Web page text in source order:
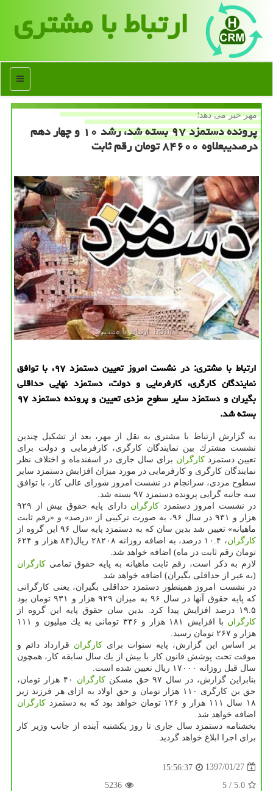
ارتباط با مشتری
منو
مهر خبر می دهد؛
پرونده دستمزد ۹۷ بسته شد، رشد ۱۰ و چهار دهم
درصدیبعلاوه ۸۴۶۰۰ تومان رقم ثابت
ارتباط با مشتری: در نشست امروز تعیین دستمزد ۹۷، با توافق
نمایندگان كارگری، كارفرمایی و دولت، دستمزد نهایی حداقلی
بگیران و دستمزد سایر سطوح مزدی تعیین و پرونده دستمزد ۹۷
بسته شد.
به گزارش ارتباط با مشتری به نقل از مهر، بعد از تشكیل چندین
نشست مشترك بین نمایندگان كارگری، كارفرمایی و دولت برای
تعیین دستمزدكارگران برای سال جاری در اسفندماه و اختلاف نظر
نمایندگان كارگری و كارفرمایی در مورد میزان افزایش دستمزد سایر
سطوح مزدی، سرانجام در نشست امروز شورای عالی كار، با توافق
سه جانبه گرایی پرونده دستمزد ۹۷ بسته شد.
در نشست امروز دستمزد كارگران
دارای پایه حقوق بیش از ۹۲۹
هزار و ۹۳۱ در سال ۹۶، به صورت تركیبی از «درصد» و «رقم ثابت
ماهیانه» تعیین شد بدین سان كه به دستمزد پایه سال ۹۶ این گروه از
كارگران
، ۱۰.۴ درصد، به اضافه روزانه ۲۸۲۰۸ ریال(۸۴ هزار و ۶۲۴
تومان رقم ثابت در ماه) اضافه خواهد شد.
لازم به ذكر است، رقم ثابت ماهیانه به پایه حقوق تمامی كارگران
(به غیر از حداقلی بگیران) اضافه خواهد شد.
در نشست امروز همینطور دستمزد حداقلی بگیران، یعنی كارگرانی
كه پایه حقوق آنها در سال ۹۶ به میزان ۹۲۹ هزار و ۹۳۱ تومان بود
۱۹.۵ درصد افزایش پیدا كرد. بدین سان حقوق پایه این گروه از
كارگران
با افزایش ۱۸۱ هزار و ۳۳۶ تومانی به یك میلیون و ۱۱۱
هزار و ۲۶۷ تومان رسید.
بر اساس این گزارش، پایه سنوات برای كارگران قرارداد دائم و
موقت تحت پوشش قانون كار با بیش از یك سال سابقه كار، همچون
سال قبل روزانه ۱۷۰۰۰ ریال تعیین شده است.
بنابراین گزارش، در سال ۹۷ حق مسكن
كارگران
۴۰ هزار تومان،
حق بن كارگری ۱۱۰ هزار تومان و حق اولاد به ازای هر فرزند زیر
۱۸ سال ۱۱۱ هزار و ۱۲۶ تومان خواهد بود كه به دستمزد
كارگران
اضافه خواهد شد.
بخشنامه دستمزد سال جاری تا روز یكشنبه آینده از جانب وزیر كار
برای اجرا ابلاغ خواهد گردید.
1397/01/27
15:56:37
5.0
/ 5
5236